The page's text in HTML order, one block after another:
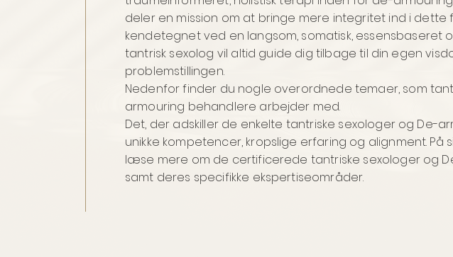
deler en mission om at bringe mere integritet ind i
kendetegnet ved en langsom, somatisk, essensbaseret
tantrisk sexolog vil altid guide dig tilbage til din egen
problemstillingen.
Nedenfor finder du nogle overordnede temaer, som
armouring behandlere arbejder med.
Det, der adskiller de enkelte tantriske sexologer og De-
unikke kompetencer, kropslige erfaring og alignment. På
læse mere om de certificerede tantriske sexologer og
samt deres specifikke ekspertiseområder.